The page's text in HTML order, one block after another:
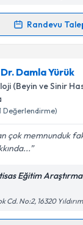
verilerimin
okudum ve kişisel
Takvim
Randevu
Takvimi Talebi
Sefer Özdemiriçin
bu uzmandan
e-posta
verilerimin
işlenmesini kabul
Damla Yürük
(Beyin ve Sinir
Değerlendirme)
çok memnunduk
Eğitim Araştırma
Cd. No:2, 16320